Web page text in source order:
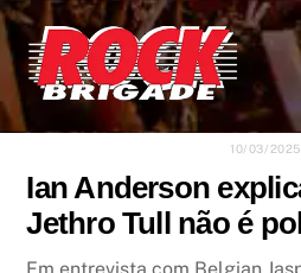
Skip
to
content
10/03/2025
Ian Anderson
Jethro Tull não é
Em entrevista com Belgian